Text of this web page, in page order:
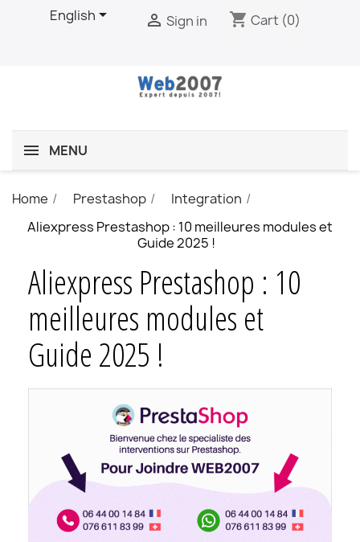
English  Sign in shopping_cart Cart (0)
MENU
Home Prestashop
Integration
Aliexpress Prestashop : 10 meilleures modules et
Guide 2025 !
Aliexpress Prestashop : 10
meilleures modules et
Guide 2025 !